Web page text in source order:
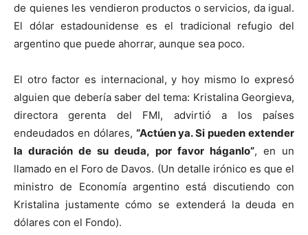
de quienes les vendieron productos o servicios, da igual.
El dólar estadounidense es el tradicional refugio del
argentino que puede ahorrar, aunque sea poco.
El otro factor es internacional, y hoy mismo lo expresó
alguien que debería saber del tema: Kristalina Georgieva,
directora gerenta del FMI, advirtió a los países
endeudados en dólares, “Actúen ya. Si pueden extender
la duración de su deuda, por favor háganlo”, en un
llamado en el Foro de Davos. (Un detalle irónico es que el
ministro de Economía argentino está discutiendo con
Kristalina justamente cómo se extenderá la deuda en
dólares con el Fondo).